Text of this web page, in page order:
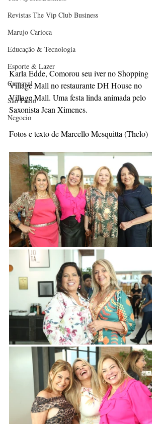
Revistas The Vip Club Business
Marujo Carioca
Educação & Tecnologia
Esporte & Lazer
Carnaval
São Paulo
Negocio
Karla Edde, Comorou seu iver no Shopping
Village Mall no restaurante DH House no
Village Mall. Uma festa linda animada pelo
Saxonista Jean Ximenes.
Fotos e texto de Marcello Mesquitta (Thelo)